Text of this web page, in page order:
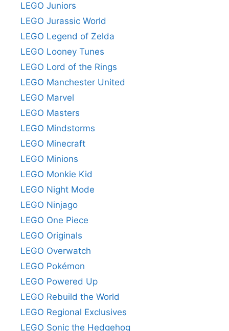
LEGO Juniors
LEGO Jurassic World
LEGO Legend of Zelda
LEGO Looney Tunes
LEGO Lord of the Rings
LEGO Manchester United
LEGO Marvel
LEGO Masters
LEGO Mindstorms
LEGO Minecraft
LEGO Minions
LEGO Monkie Kid
LEGO Night Mode
LEGO Ninjago
LEGO One Piece
LEGO Originals
LEGO Overwatch
LEGO Pokémon
LEGO Powered Up
LEGO Rebuild the World
LEGO Regional Exclusives
LEGO Sonic the Hedgehog